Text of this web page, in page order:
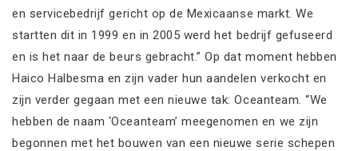
en servicebedrijf gericht op de Mexicaanse markt. We
startten dit in 1999 en in 2005 werd het bedrijf gefuseerd
en is het naar de beurs gebracht.” Op dat moment hebben
Haico Halbesma en zijn vader hun aandelen verkocht en
zijn verder gegaan met een nieuwe tak: Oceanteam. “We
hebben de naam ‘Oceanteam’ meegenomen en we zijn
begonnen met het bouwen van een nieuwe serie schepen